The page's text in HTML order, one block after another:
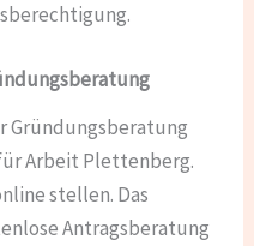
Gründungsberatung
Arbeit Plettenberg.
stellen. Das
Antragsberatung